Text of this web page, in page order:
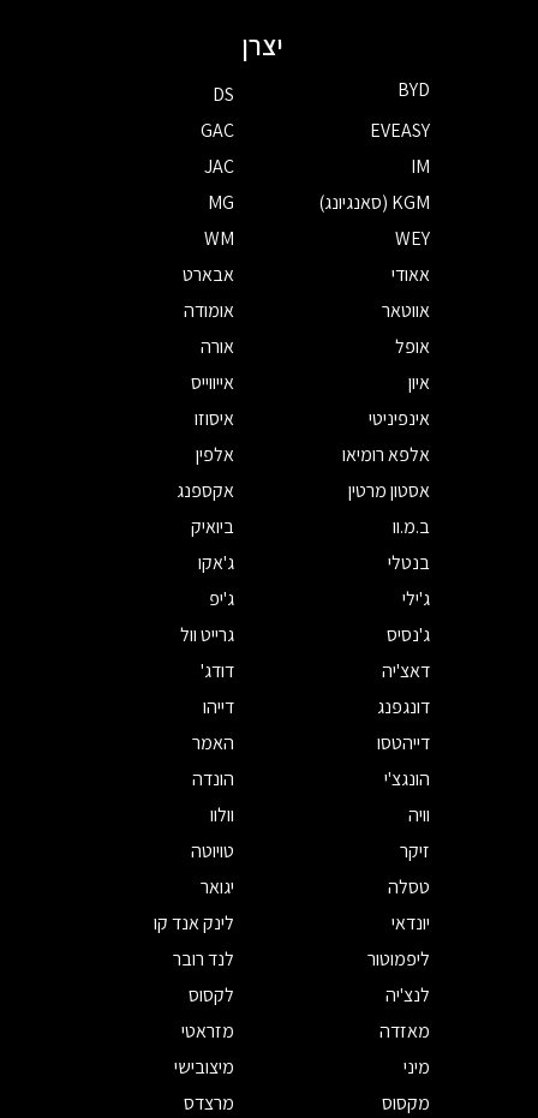
יצרן
BYD
DS
EVEASY
GAC
IM
JAC
KGM (סאנגיונג)
MG
WEY
WM
אאודי
אבארט
אווטאר
אומודה
אופל
אורה
איון
אייווייס
אינפיניטי
איסוזו
אלפא רומיאו
אלפין
אסטון מרטין
אקספנג
ב.מ.וו
ביואיק
בנטלי
ג'אקו
ג'ילי
ג'יפ
ג'נסיס
גרייט וול
דאצ'יה
דודג'
דונגפנג
דייהו
דייהטסו
האמר
הונגצ'י
הונדה
וויה
וולוו
זיקר
טויוטה
טסלה
יגואר
יונדאי
לינק אנד קו
ליפמוטור
לנד רובר
לנצ'יה
לקסוס
מאזדה
מזראטי
מיני
מיצובישי
מקסוס
מרצדס